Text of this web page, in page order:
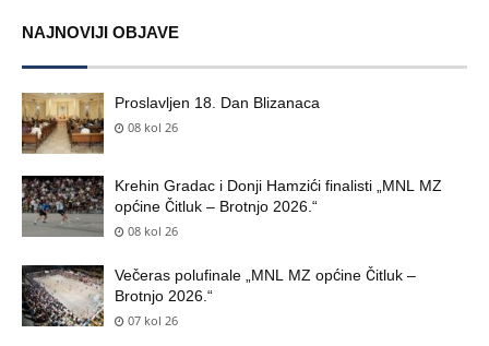
NAJNOVIJI OBJAVE
Proslavljen 18. Dan Blizanaca
08 kol 26
Krehin Gradac i Donji Hamzići finalisti „MNL MZ
općine Čitluk – Brotnjo 2026.“
08 kol 26
Večeras polufinale „MNL MZ općine Čitluk –
Brotnjo 2026.“
07 kol 26